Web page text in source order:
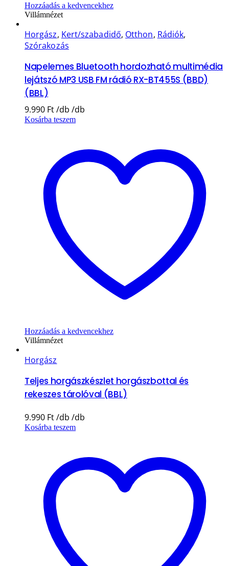
Hozzáadás a kedvencekhez
Villámnézet
Horgász, Kert/szabadidő, Otthon, Rádiók,
Szórakozás
Napelemes Bluetooth hordozható multimédia
lejátszó MP3 USB FM rádió RX-BT455S (BBD)
(BBL)
9.990 Ft
Kosárba teszem
Hozzáadás a kedvencekhez
Villámnézet
Horgász
Teljes horgászkészlet horgászbottal és
rekeszes tárolóval (BBL)
9.990 Ft
Kosárba teszem